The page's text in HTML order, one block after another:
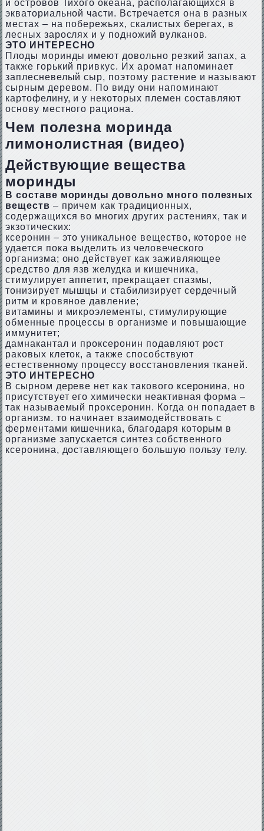
и островов Тихого океана, располагающихся в
экваториальной части. Встречается она в разных
местах – на побережьях, скалистых берегах, в
лесных зарослях и у подножий вулканов.
ЭТО ИНТЕРЕСНО
Плоды моринды имеют довольно резкий запах, а
также горький привкус. Их аромат напоминает
заплесневелый сыр, поэтому растение и называют
сырным деревом. По виду они напоминают
картофелину, и у некоторых племен составляют
основу местного рациона.
Чем полезна моринда
лимонолистная (видео)
Действующие вещества
моринды
В составе моринды довольно много полезных
веществ – причем как традиционных,
содержащихся во многих других растениях, так и
экзотических:
ксеронин – это уникальное вещество, которое не
удается пока выделить из человеческого
организма; оно действует как заживляющее
средство для язв желудка и кишечника,
стимулирует аппетит, прекращает спазмы,
тонизирует мышцы и стабилизирует сердечный
ритм и кровяное давление;
витамины и микроэлементы, стимулирующие
обменные процессы в организме и повышающие
иммунитет;
дамнакантал и проксеронин подавляют рост
раковых клеток, а также способствуют
естественному процессу восстановления тканей.
ЭТО ИНТЕРЕСНО
В сырном дереве нет как такового ксеронина, но
присутствует его химически неактивная форма –
так называемый проксеронин. Когда он попадает в
организм. то начинает взаимодействовать с
ферментами кишечника, благодаря которым в
организме запускается синтез собственного
ксеронина, доставляющего большую пользу телу.